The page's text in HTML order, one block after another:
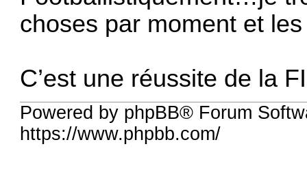
choses par moment et
C’est une réussite de la
Powered by phpBB® Forum
https://www.phpbb.com/